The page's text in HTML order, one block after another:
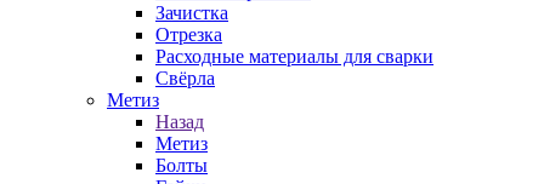
Зачистка
Отрезка
Расходные материалы для сварки
Свёрла
Метиз
Назад
Метиз
Болты